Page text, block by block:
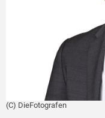
(C) DieFotografen